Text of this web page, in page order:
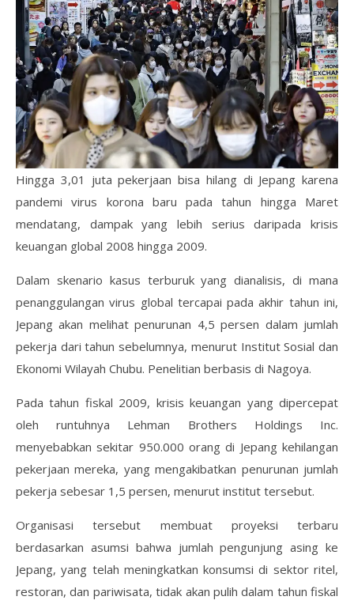
Hingga 3,01 juta pekerjaan bisa hilang di Jepang karena
pandemi virus korona baru pada tahun hingga Maret
mendatang, dampak yang lebih serius daripada krisis
keuangan global 2008 hingga 2009.
Dalam skenario kasus terburuk yang dianalisis, di mana
penanggulangan virus global tercapai pada akhir tahun ini,
Jepang akan melihat penurunan 4,5 persen dalam jumlah
pekerja dari tahun sebelumnya, menurut Institut Sosial dan
Ekonomi Wilayah Chubu. Penelitian berbasis di Nagoya.
Pada tahun fiskal 2009, krisis keuangan yang dipercepat
oleh runtuhnya Lehman Brothers Holdings Inc.
menyebabkan sekitar 950.000 orang di Jepang kehilangan
pekerjaan mereka, yang mengakibatkan penurunan jumlah
pekerja sebesar 1,5 persen, menurut institut tersebut.
Organisasi tersebut membuat proyeksi terbaru
berdasarkan asumsi bahwa jumlah pengunjung asing ke
Jepang, yang telah meningkatkan konsumsi di sektor ritel,
restoran, dan pariwisata, tidak akan pulih dalam tahun fiskal